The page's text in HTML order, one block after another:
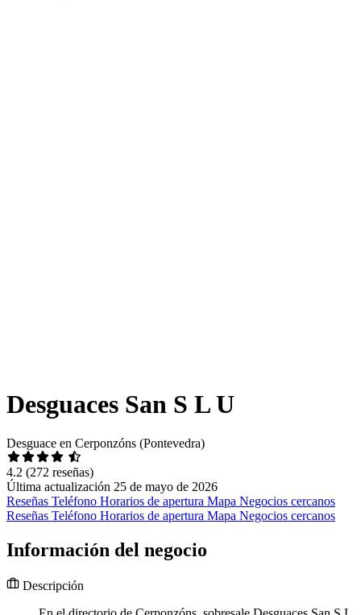
Desguaces San S L U
Desguace en Cerponzóns (Pontevedra)
4.2 (272 reseñas)
Última actualización 25 de mayo de 2026
Reseñas Teléfono Horarios de apertura Mapa Negocios cercanos
Reseñas Teléfono Horarios de apertura Mapa Negocios cercanos
Información del negocio
Descripción